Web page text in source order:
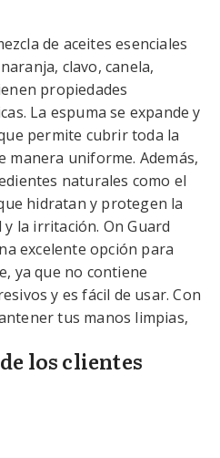
de aceites esenciales
clavo, canela,
propiedades
La espuma se expande y
permite cubrir toda la
manera uniforme. Además,
naturales como el
hidratan y protegen la
la irritación. On Guard
excelente opción para
ya que no contiene
y es fácil de usar. Con
tus manos limpias,
los clientes